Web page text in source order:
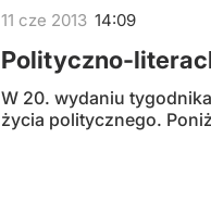
Polityczno-
W 20. wydaniu
życia politycznego.
11 cze 2013 14:09